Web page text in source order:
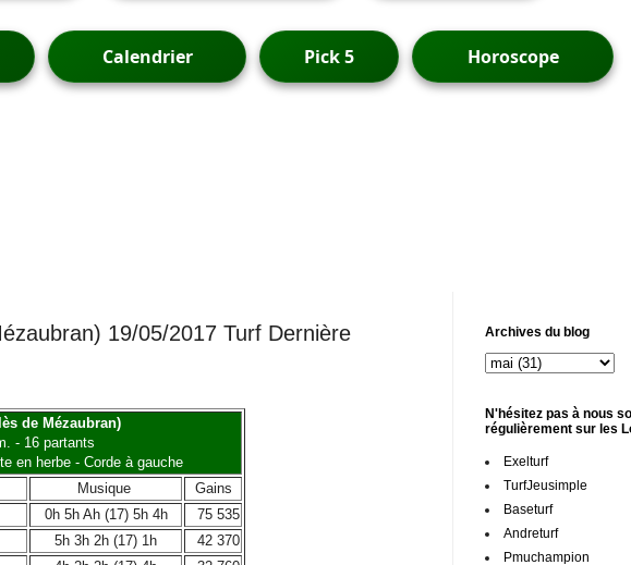
Calendrier Pick 5 Horoscope
19/05/2017 Turf Dernière
de Mézaubran)
- 16 partants
en herbe - Corde à gauche
Musique
Gains
0h 5h Ah (17) 5h 4h
75 535
5h 3h 2h (17) 1h
42 370
Archives du blog
N'hésitez pas à nous
régulièrement sur les
Exelturf
TurfJeusimple
Baseturf
Andreturf
Pmuchampion